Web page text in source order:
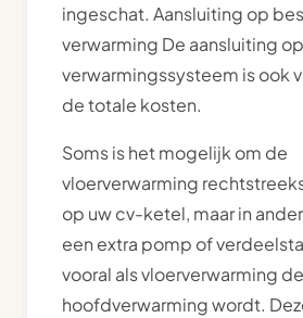
ingeschat. Aansluiting op
verwarming De aansluiting
verwarmingssysteem is ook
de totale kosten.
Soms is het mogelijk om de
vloerverwarming
op uw cv-ketel, maar in
een extra pomp of
vooral als vloerverwarming de
hoofdverwarming wordt.